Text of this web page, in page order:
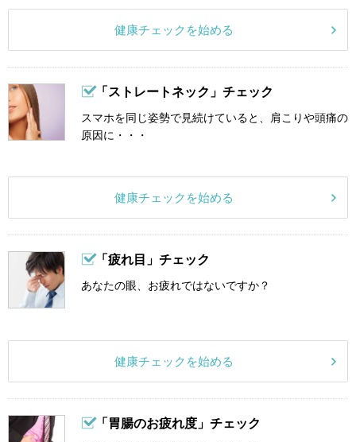
健康チェックを始める
「ストレートネック」チェック
スマホを同じ姿勢で見続けていると、肩こりや頭痛の
原因に・・・
健康チェックを始める
「疲れ目」チェック
あなたの眼、お疲れではないですか？
健康チェックを始める
「胃腸のお疲れ度」チェック